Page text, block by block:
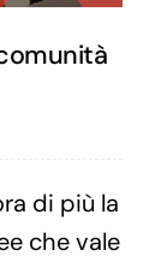
di più la
che vale